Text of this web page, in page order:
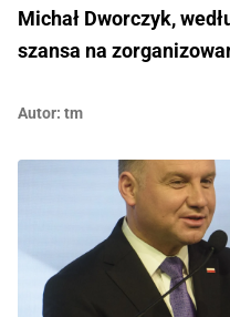
Michał Dworczyk,
szansa na
Autor: tm